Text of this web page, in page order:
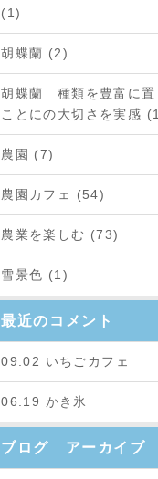
(1)
胡蝶蘭 (2)
胡蝶蘭 種類を豊富に置
ことにの大切さを実感
農園 (7)
農園カフェ (54)
農業を楽しむ (73)
雪景色 (1)
最近のコメント
09.02 いちごカフェ
06.19 かき氷
ブログ アーカイブ